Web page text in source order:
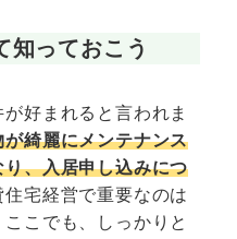
知っておこう
好まれると言われま
綺麗にメンテナンス
、入居申し込みにつ
住宅経営で重要なのは
こでも、しっかりと